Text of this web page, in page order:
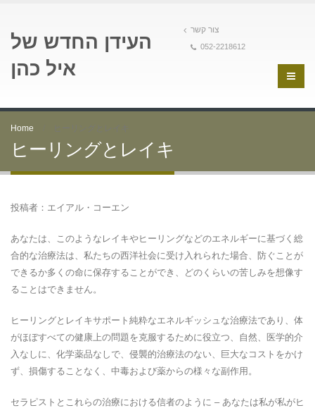
העידן החדש של
איל כהן
צור קשר
052-2218612
Home ヒーリングとレイキ
ヒーリングとレイキ
投稿者：エイアル・コーエン
あなたは、このようなレイキやヒーリングなどのエネルギーに基づく総
合的な治療法は、私たちの西洋社会に受け入れられた場合、防ぐことが
できるか多くの命に保存することができ、どのくらいの苦しみを想像す
ることはできません。
ヒーリングとレイキサポート純粋なエネルギッシュな治療法であり、体
がほぼすべての健康上の問題を克服するために役立つ、自然、医学的介
入なしに、化学薬品なしで、侵襲的治療法のない、巨大なコストをかけ
ず、損傷することなく、中毒および薬からの様々な副作用。
セラピストとこれらの治療における信者のように – あなたは私が私がヒ